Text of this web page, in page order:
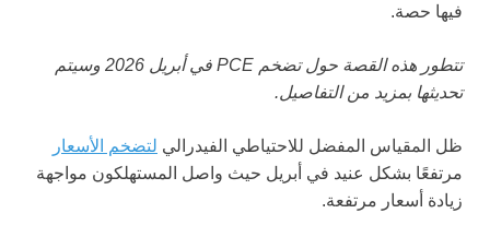
فيها حصة.
تتطور هذه القصة حول تضخم PCE في أبريل 2026 وسيتم
تحديثها بمزيد من التفاصيل.
ظل المقياس المفضل للاحتياطي الفيدرالي لتضخم الأسعار
مرتفعًا بشكل عنيد في أبريل حيث واصل المستهلكون مواجهة
زيادة أسعار مرتفعة.